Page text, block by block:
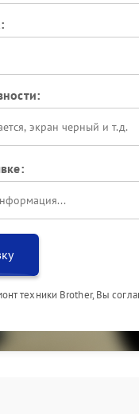
техники Brother, Вы